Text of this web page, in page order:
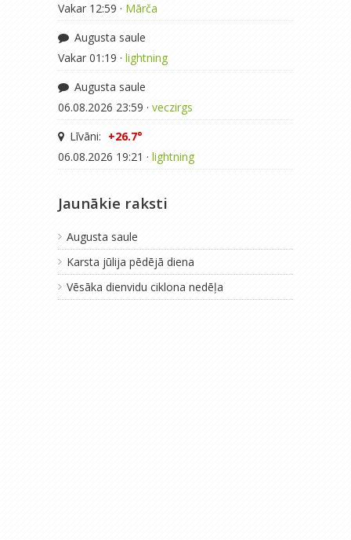
Vakar 12:59 · Mārča
Augusta saule
Vakar 01:19 · lightning
Augusta saule
06.08.2026 23:59 · veczirgs
Līvāni: +26.7°
06.08.2026 19:21 · lightning
Jaunākie raksti
Augusta saule
Karsta jūlija pēdējā diena
Vēsāka dienvidu ciklona nedēļa